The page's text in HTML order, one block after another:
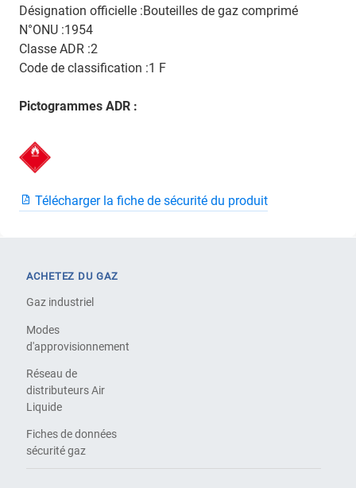
Désignation officielle :Bouteilles de gaz comprimé
N°ONU :1954
Classe ADR :2
Code de classification :1 F
Pictogrammes ADR :
Télécharger la fiche de sécurité du produit
ACHETEZ DU GAZ
Gaz industriel
Modes
d'approvisionnement
Réseau de
distributeurs Air
Liquide
Fiches de données
sécurité gaz